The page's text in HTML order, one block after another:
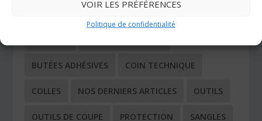
VOIR LES PRÉFÉRENCES
Politique de confidentialité
CATÉGORIES
BUTÉES ADHÉSIVES COIN TECHNIQUE
COLLES NOS DERNIERS ARTICLES OUTILS
OUTILS DE COUPE PROTECTION SANGLES